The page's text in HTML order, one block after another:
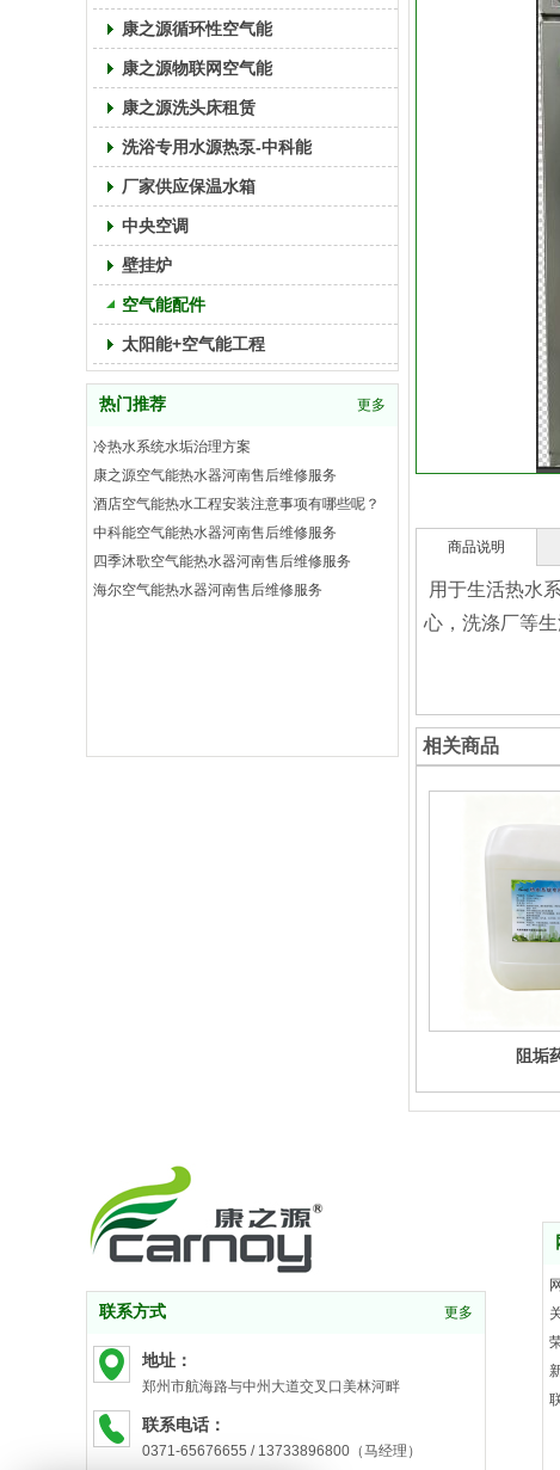
康之源循环性空气能
康之源物联网空气能
康之源洗头床租赁
洗浴专用水源热泵-中科能
厂家供应保温水箱
中央空调
壁挂炉
空气能配件
太阳能+空气能工程
热门推荐 更多
冷热水系统水垢治理方案
康之源空气能热水器河南售后维修服务
酒店空气能热水工程安装注意事项有哪些呢？
中科能空气能热水器河南售后维修服务
四季沐歌空气能热水器河南售后维修服务
海尔空气能热水器河南售后维修服务
商品说明
用于生活热水
心，洗涤厂等
相关商品
阻垢
联系方式 更多
地址：
郑州市航海路与中州大道交叉口美林河畔
联系电话：
0371-65676655 / 13733896800（马经理）